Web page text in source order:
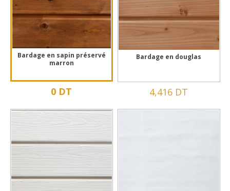
Bardage en sapin préservé
marron
0 DT
Bardage en douglas
4,416 DT